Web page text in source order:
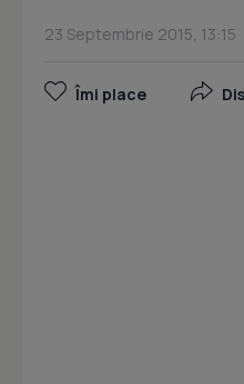
23 Septembrie 2015, 13:15
Îmi place